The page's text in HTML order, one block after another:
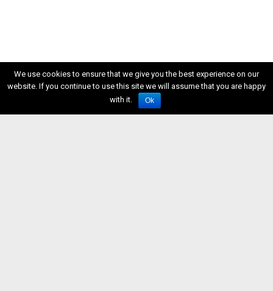
We use cookies to ensure that we give you the best experience on our
website. If you continue to use this site we will assume that you are happy
with it.
Ok